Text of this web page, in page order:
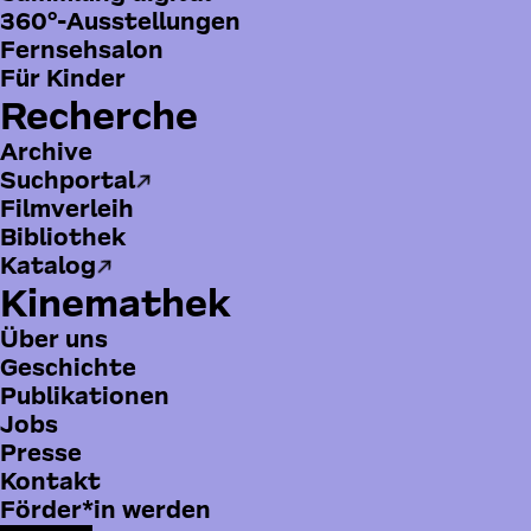
360°-Ausstellungen
Fernsehsalon
Für Kinder
Recherche
Archive
Suchportal
Filmverleih
Bibliothek
Katalog
Kinemathek
Über uns
Geschichte
Publikationen
Jobs
Presse
B
o
Kontakt
Förder*in werden
Online-Vorschau
Sortierung